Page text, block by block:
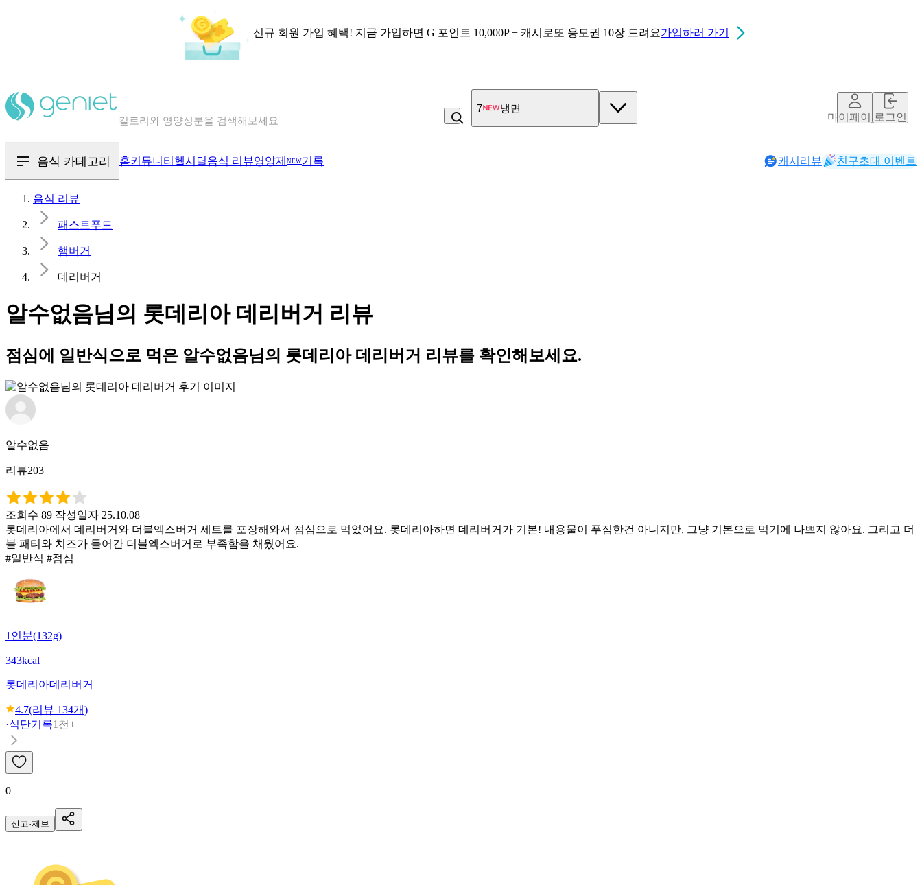
신규 회원 가입 혜택! 지금 가입하면 G 포인트 10,000P + 캐시로또 응모권 10장 드려요가입하러 가기
혈당 · 다이어트 음식 검색해보세요
7 냉면
마이페이지로그인
음식 카테고리 홈커뮤니티 헬시딜음식 리뷰영양제 NEW기록 캐시리뷰 친구초대 이벤트
음식 리뷰
패스트푸드
햄버거
데리버거
알수없음님의 롯데리아 데리버거 리뷰
점심에 일반식으로 먹은 알수없음님의 롯데리아 데리버거 리뷰를 확인해보세요.
알수없음
리뷰203
조회수 89 작성일자 25.10.08
롯데리아에서 데리버거와 더블엑스버거 세트를 포장해와서 점심으로 먹었어요. 롯데리아하면 데리버거가 기본! 내용물이 푸짐한건 아니지만, 그냥 기본으로 먹기에 나쁘지 않아요. 그리고 더
블 패티와 치즈가 들어간 더블엑스버거로 부족함을 채웠어요.
#일반식 #점심
1인분(132g)
343kcal
롯데리아데리버거
4.7(리뷰 134개)
·식단기록1천+
0
신고·제보